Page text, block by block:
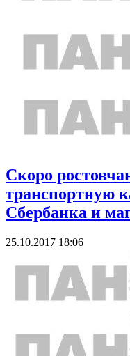
Скоро
транспортную
Сбербанка и
25.10.2017 18:06